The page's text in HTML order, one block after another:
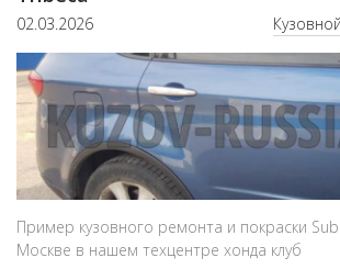
02.03.2026
Пример кузовного ремонта и покраски
Москве в нашем техцентре хонда клуб